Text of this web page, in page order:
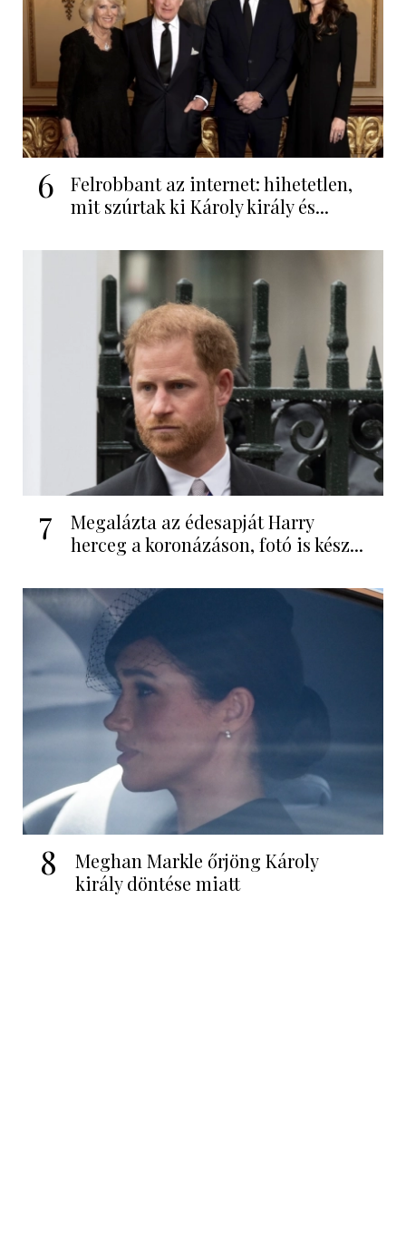
6
Felrobbant az internet: hihetetlen,
mit szúrtak ki Károly király és...
7
Megalázta az édesapját Harry
herceg a koronázáson, fotó is kész...
8
Meghan Markle őrjöng Károly
király döntése miatt